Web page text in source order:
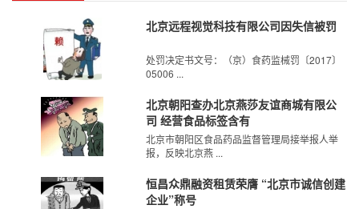
北京远程视觉科技有限公司因失信被罚
处罚决定书文号：（京）食药监械罚〔2017〕
05006 ...
北京朝阳查办北京燕莎友谊商城有限公
司 经营食品标签含有
北京市朝阳区食品药品监督管理局接举报人举
报，反映北京燕 ...
恒昌众鼎融资租赁荣膺 “北京市诚信创建
企业”称号